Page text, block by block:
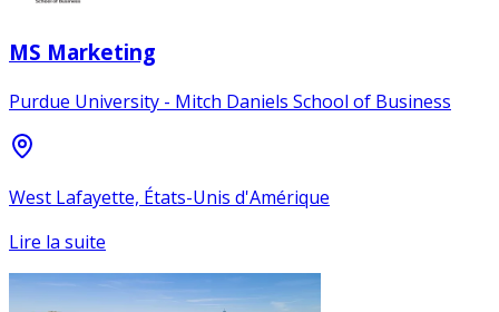
MS Marketing
Purdue University - Mitch Daniels School of Business
West Lafayette, États-Unis d'Amérique
Lire la suite